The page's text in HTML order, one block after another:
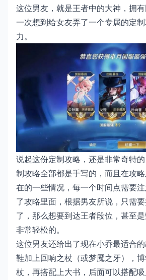
这位男友，就是王者中的大神，拥
一次想到给女友弄了一个专属的定
力。
说起这份定制攻略，还是非常奇特
制攻略全部都是手写的，而且在攻
在的一些情况，每一个时间点需要
了攻略里面，根据男友所说，只需
了，那么想要到达王者段位，甚至
非常轻松的。
这位男友还给出了现在小乔最适合
鞋加上回响之杖（或梦魇之牙），
杖，再搭配上大书，后面可以搭配吸